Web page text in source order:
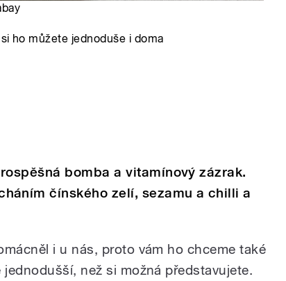
ho můžete jednoduše i doma
bomba a vitamínový zázrak.
čínského zelí, sezamu a chilli a
i u nás, proto vám ho chceme také
než si možná představujete.